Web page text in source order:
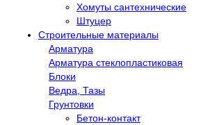
Хомуты сантехнические
Штуцер
Строительные материалы
Арматура
Арматура стеклопластиковая
Блоки
Ведра, Тазы
Грунтовки
Бетон-контакт